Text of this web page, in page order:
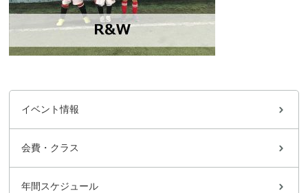
イベント情報
会費・クラス
年間スケジュール